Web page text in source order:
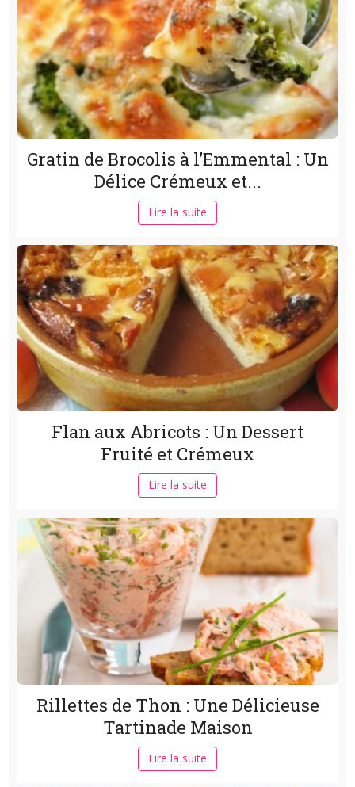
Gratin de Brocolis à l’Emmental : Un
Délice Crémeux et...
Lire la suite
Flan aux Abricots : Un Dessert
Fruité et Crémeux
Lire la suite
Rillettes de Thon : Une Délicieuse
Tartinade Maison
Lire la suite